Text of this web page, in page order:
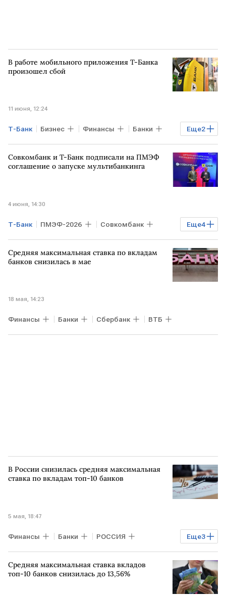
В работе мобильного приложения Т-Банка
произошел сбой
11 июня, 12:24
Еще2
Т-Банк Бизнес Финансы Банки
Downdetector Технологии
Совкомбанк и Т-Банк подписали на ПМЭФ
соглашение о запуске мультибанкинга
4 июня, 14:30
Еще4
Т-Банк ПМЭФ-2026 Совкомбанк
РОССИЯ Финансы ПМЭФ
Банки
Средняя максимальная ставка по вкладам
банков снизилась в мае
18 мая, 14:23
Финансы Банки Сбербанк ВТБ
В России снизилась средняя максимальная
ставка по вкладам топ-10 банков
5 мая, 18:47
Еще3
Финансы Банки РОССИЯ
Сбербанк ВТБ Банк России
Средняя максимальная ставка вкладов
топ-10 банков снизилась до 13,56%